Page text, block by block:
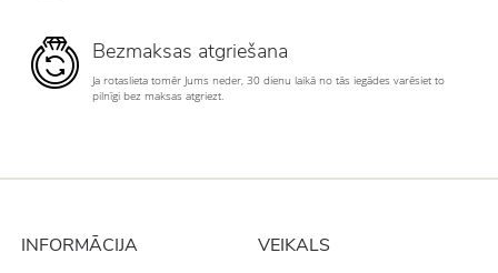
Bezmaksas atgriešana
Ja rotaslieta tomēr Jums neder, 30 dienu laikā no tās iegādes varēsiet to
pilnīgi bez maksas atgriezt.
INFORMĀCIJA VEIKALS